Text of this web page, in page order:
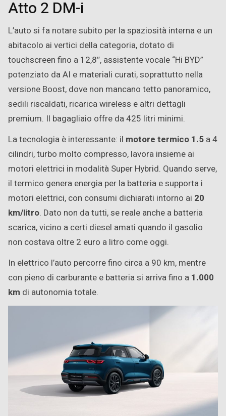
Atto 2 DM-i
L’auto si fa notare subito per la spaziosità interna e un
abitacolo ai vertici della categoria, dotato di
touchscreen fino a 12,8″, assistente vocale “Hi BYD”
potenziato da AI e materiali curati, soprattutto nella
versione Boost, dove non mancano tetto panoramico,
sedili riscaldati, ricarica wireless e altri dettagli
premium. Il bagagliaio offre da 425 litri minimi.
La tecnologia è interessante: il motore termico 1.5 a 4
cilindri, turbo molto compresso, lavora insieme ai
motori elettrici in modalità Super Hybrid. Quando serve,
il termico genera energia per la batteria e supporta i
motori elettrici, con consumi dichiarati intorno ai 20
km/litro. Dato non da tutti, se reale anche a batteria
scarica, vicino a certi diesel amati quando il gasolio
non costava oltre 2 euro a litro come oggi.
In elettrico l’auto percorre fino circa a 90 km, mentre
con pieno di carburante e batteria si arriva fino a 1.000
km di autonomia totale.